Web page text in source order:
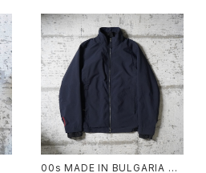
00s MADE IN BULGARIA PR